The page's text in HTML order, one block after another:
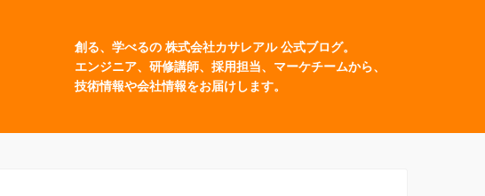
創る、学べるの 株式会社カサレアル 公式ブログ。
エンジニア、研修講師、採用担当、マーケチームから、
技術情報や会社情報をお届けします。